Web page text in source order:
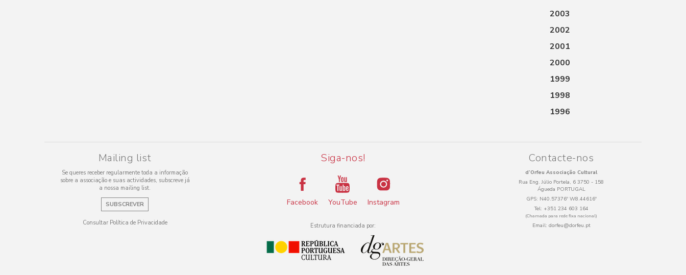
2003
2002
2001
2000
1999
1998
1996
Mailing list
Se queres receber regularmente toda a informação
sobre a associação e suas actividades, subscreve já
a nossa mailing list.
SUBSCREVER
Consultar Política de Privacidade
Siga-nos!
Facebook YouTube Instagram
Estrutura financiada por:
Contacte-nos
d’Orfeu Associação Cultural
Rua Eng. Júlio Portela, 6 3750 - 158
Águeda PORTUGAL
GPS: N40.57376º W8.44616º
Tel: +351 234 603 164
(Chamada para rede fixa nacional)
Email: dorfeu@dorfeu.pt